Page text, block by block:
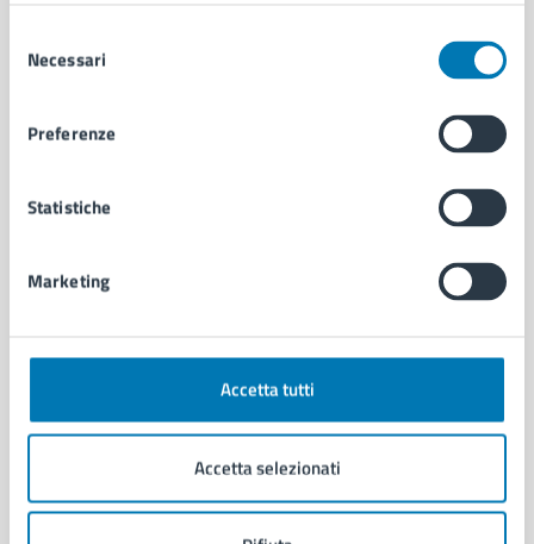
delNecessari
Preferenze
Statistiche
Marketing
Accetta tutti
Accetta selezionati
Enti e fondazioni
Personale amministrativo
Documenti e dati
Ambiente
Autorizzazioni
Educazione e formazione
Giustizia e sicurezza pubblica
Imprese e commercio
Salute, benessere e assistenza